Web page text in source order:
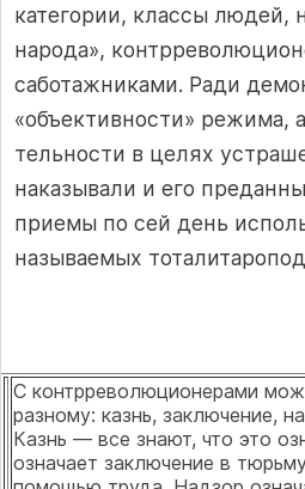
категории, классы людей,
народа»,
сабо­тажниками. Ради
«объективности» режима,
тельности в целях
наказывали и его
приемы по сей день
называемых
С контрреволюционерами
разному: казнь, зак­лючение,
Казнь — все знают, что это
означает заключение в